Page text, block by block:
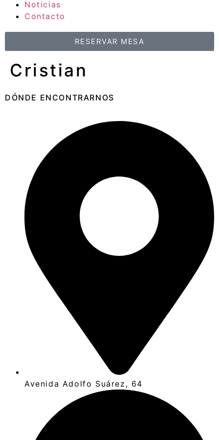
Noticias
Contacto
RESERVAR MESA
Cristian
DÓNDE ENCONTRARNOS
Avenida Adolfo Suárez, 64